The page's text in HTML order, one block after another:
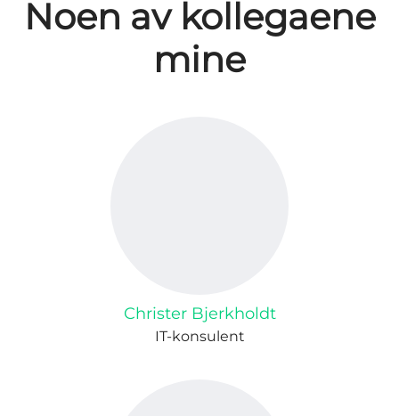
Noen av kollegaene
mine
Christer Bjerkholdt
IT-konsulent